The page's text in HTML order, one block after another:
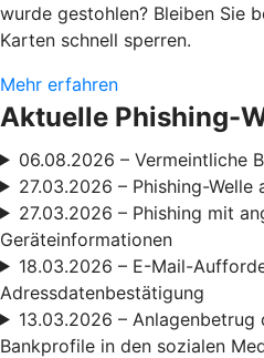
wurde gestohlen? Bleiben Sie
Karten schnell sperren.
Mehr erfahren
Aktuelle Phishing-
06.08.2026 – Vermeintliche
27.03.2026 – Phishing-Welle
27.03.2026 – Phishing mit
Geräteinformationen
18.03.2026 – E-Mail-
Adressdatenbestätigung
13.03.2026 –
Bankprofile in den sozialen